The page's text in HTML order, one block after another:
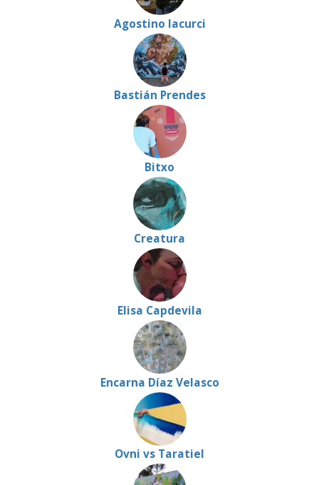
Agostino Iacurci
Bastián Prendes
Bitxo
Creatura
Elisa Capdevila
Encarna Díaz Velasco
Ovni vs Taratiel